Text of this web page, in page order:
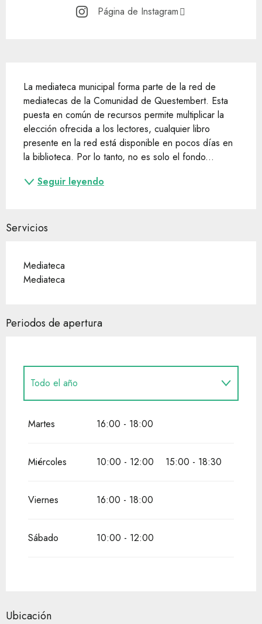
Página de Instagram
La mediateca municipal forma parte de la red de
mediatecas de la Comunidad de Questembert. Esta
puesta en común de recursos permite multiplicar la
elección ofrecida a los lectores, cualquier libro
presente en la red está disponible en pocos días en
la biblioteca. Por lo tanto, no es solo el fondo...
Seguir leyendo
Servicios
Mediateca
Mediateca
Periodos de apertura
Todo el año
Todo el año 2027
Martes 16:00 - 18:00
Miércoles 10:00 - 12:00 15:00 - 18:30
Viernes 16:00 - 18:00
Sábado 10:00 - 12:00
Ubicación